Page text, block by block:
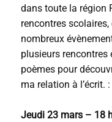
dans toute la région
rencontres
nombreux
plusieurs rencontres
poèmes pour
ma relation à l’écrit. :
Jeudi 23 mars – 18